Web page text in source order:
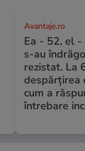
Avantaje.ro
Ea - 52, el -
s-au
rezistat. La
despărțirea
cum a
întrebare